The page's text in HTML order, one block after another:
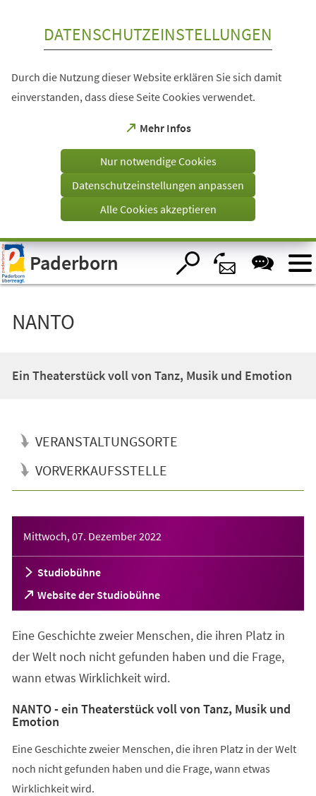
Visuelle
Assistenzsoftware
öffnen.
DATENSCHUTZEINSTELLUNGEN
Durch die Nutzung dieser Website erklären Sie sich damit
einverstanden, dass diese Seite Cookies verwendet.
Mehr Infos
(Öffnet
einem
Tab)
Nur notwendige Cookies
Datenschutzeinstellungen anpassen
Alle Cookies akzeptieren
Paderborn
NANTO
Ein Theaterstück voll von Tanz, Musik und Emotion
VERANSTALTUNGSORTE
VORVERKAUFSSTELLE
Mittwoch, 07. Dezember 2022
Studiobühne
Website der Studiobühne
(Öffnet
in
neuen
Tab)
Eine Geschichte zweier Menschen, die ihren Platz in
der Welt noch nicht gefunden haben und die Frage,
wann etwas Wirklichkeit wird.
NANTO - ein Theaterstück voll von Tanz, Musik und
Emotion
Eine Geschichte zweier Menschen, die ihren Platz in der Welt
noch nicht gefunden haben und die Frage, wann etwas
Wirklichkeit wird.